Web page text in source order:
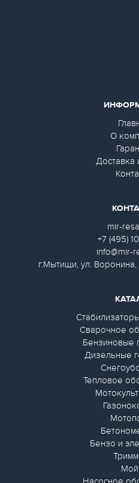
О
Доставка
Сварочное
Бензиновые
Дизельные
Тепловое
Бензо и
mir-
+7 (495)
info@mir-
г.Мытищи, ул.